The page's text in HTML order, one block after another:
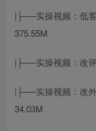
|├──实操视频：低
375.55M
|├──实操视频：改
|├──实操视频：改
34.03M